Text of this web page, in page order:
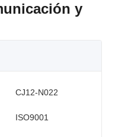
y
CJ12-N022
ISO9001